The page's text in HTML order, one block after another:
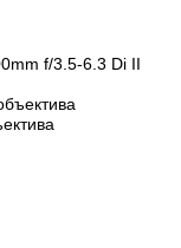
f/3.5-6.3 Di II